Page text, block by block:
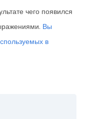
чего появился
Вы
в